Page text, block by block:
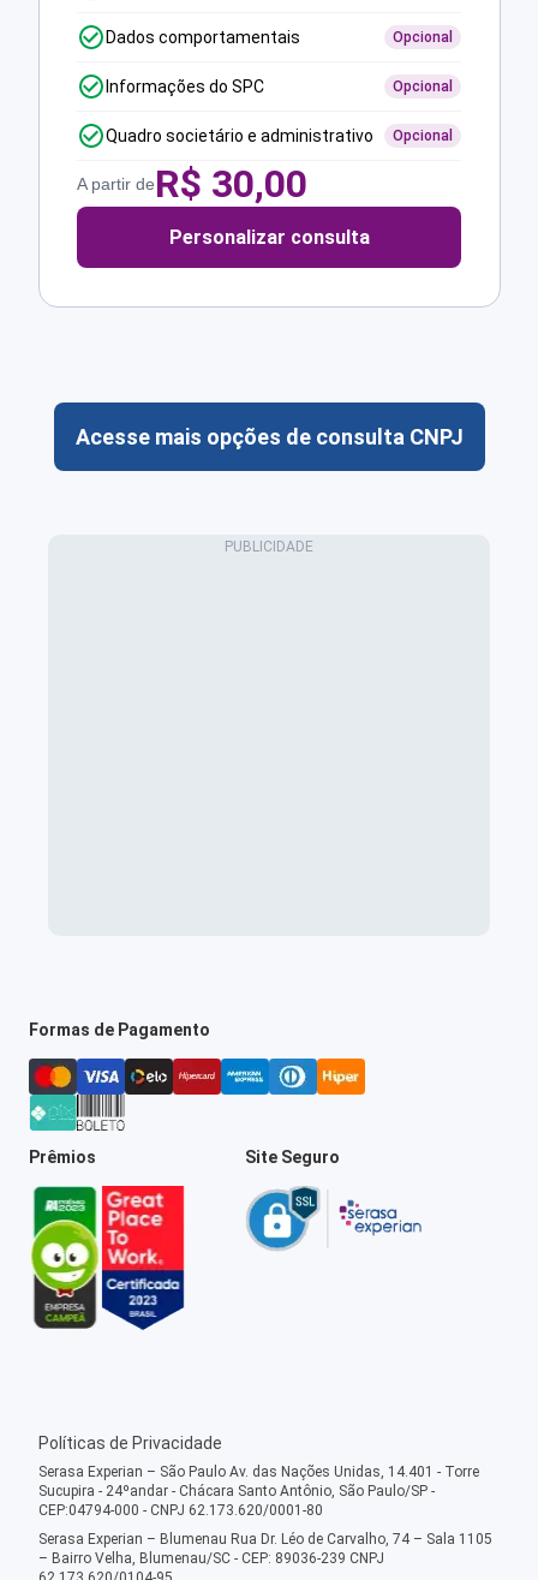
Dados comportamentais Opcional
Informações do SPC Opcional
Quadro societário e administrativo Opcional
A partir deR$ 30,00
Personalizar consulta
Acesse mais opções de consulta CNPJ
Formas de Pagamento
Prêmios Site Seguro
Políticas de Privacidade
Serasa Experian – São Paulo Av. das Nações Unidas, 14.401 - Torre
Sucupira - 24ºandar - Chácara Santo Antônio, São Paulo/SP -
CEP:04794-000 - CNPJ 62.173.620/0001-80
Serasa Experian – Blumenau Rua Dr. Léo de Carvalho, 74 – Sala 1105
– Bairro Velha, Blumenau/SC - CEP: 89036-239 CNPJ